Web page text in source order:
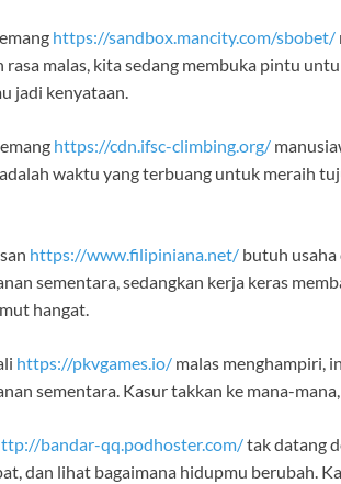
https://sandbox.mancity.com/sbobet/
rasa malas, kita sedang membuka pintu
jadi kenyataan.
https://cdn.ifsc-climbing.org/
waktu yang terbuang untuk meraih
https://www.filipiniana.net/ butuh usaha
sementara, sedangkan kerja keras
hangat.
https://pkvgames.io/ malas menghampiri,
sementara. Kasur takkan ke mana-
bandar-qq.podhoster.com/tak datang
dan lihat bagaimana hidupmu berubah.